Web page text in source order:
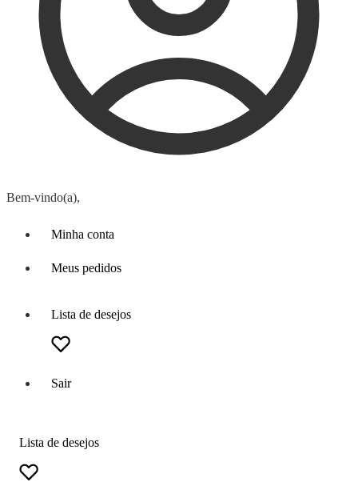
Bem-vindo(a),
Minha conta
Meus pedidos
Lista de desejos
Sair
Lista de desejos